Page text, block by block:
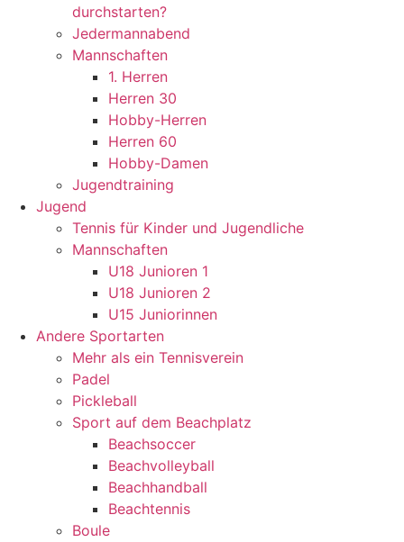
durchstarten?
Jedermannabend
Mannschaften
1. Herren
Herren 30
Hobby-Herren
Herren 60
Hobby-Damen
Jugendtraining
Jugend
Tennis für Kinder und Jugendliche
Mannschaften
U18 Junioren 1
U18 Junioren 2
U15 Juniorinnen
Andere Sportarten
Mehr als ein Tennisverein
Padel
Pickleball
Sport auf dem Beachplatz
Beachsoccer
Beachvolleyball
Beachhandball
Beachtennis
Boule